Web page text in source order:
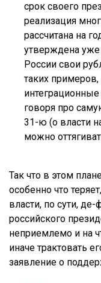
срок своего
реализация
рассчитана на
утверждена уже
России свои
таких
говоря про
31-ю (о власти
можно
Так что в этом
особенно что
власти, по сути, де-
российского
неприемлемо и на
иначе трактовать
заявление о